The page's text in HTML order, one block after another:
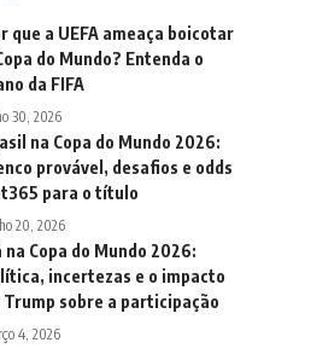
que a UEFA ameaça boicotar
do Mundo? Entenda o
da FIFA
30, 2026
na Copa do Mundo 2026:
provável, desafios e odds
para o título
20, 2026
na Copa do Mundo 2026:
incertezas e o impacto
Trump sobre a participação
4, 2026